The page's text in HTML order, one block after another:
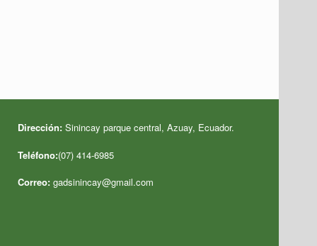
Dirección: Sinincay parque central, Azuay, Ecuador.
Teléfono:(07) 414-6985
Correo: gadsinincay@gmail.com